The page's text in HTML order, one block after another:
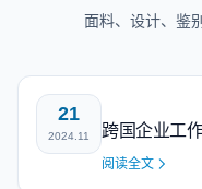
面料、设计、鉴
21
2024.11 跨国企业工
阅读全文